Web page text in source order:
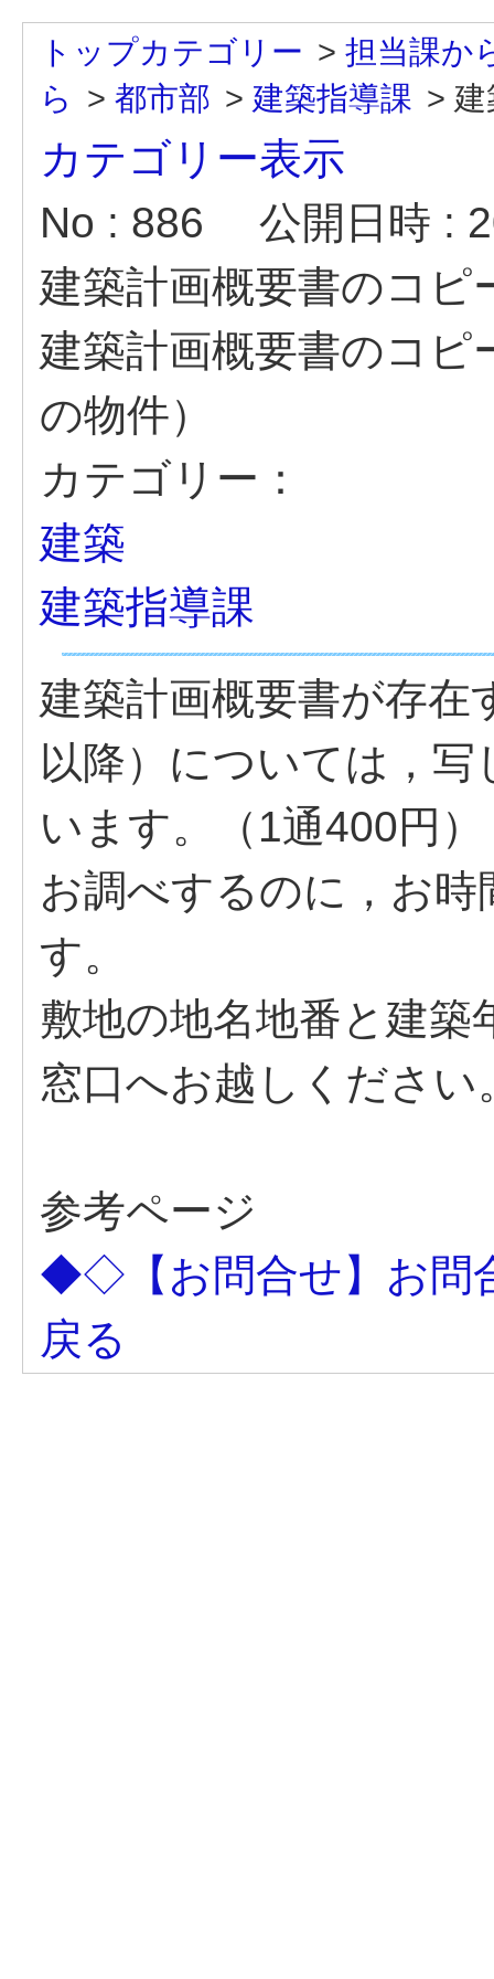
トップカテゴリー > 担当課か
ら > 都市部 > 建築指導課 >
カテゴリー表示
No : 886
公開日時 :
建築計画概要書のコピ
建築計画概要書のコ
の物件）
カテゴリー：
建築
建築指導課
建築計画概要書が存在
以降）については，
います。（1通400円）
お調べするのに，お
す。
敷地の地名地番と建築
窓口へお越しください
参考ページ
◆◇【お問合せ】お
戻る